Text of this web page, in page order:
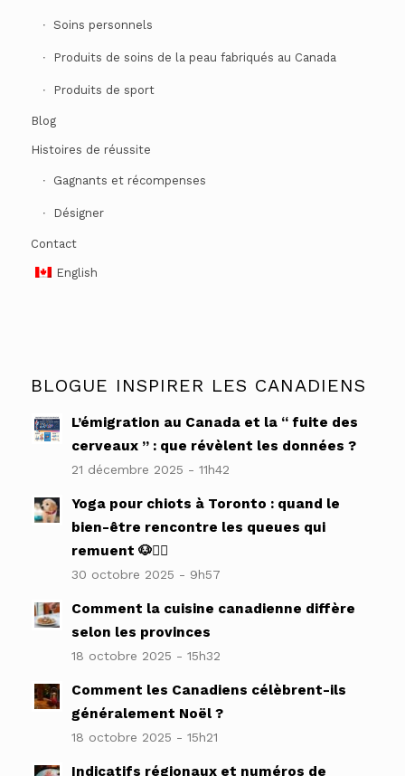
Soins personnels
Produits de soins de la peau fabriqués au Canada
Produits de sport
Blog
Histoires de réussite
Gagnants et récompenses
Désigner
Contact
English
BLOGUE INSPIRER LES CANADIENS
L’émigration au Canada et la “ fuite des
cerveaux ” : que révèlent les données ?
21 décembre 2025 - 11h42
Yoga pour chiots à Toronto : quand le
bien-être rencontre les queues qui
remuent 🐶🧘‍♀️
30 octobre 2025 - 9h57
Comment la cuisine canadienne diffère
selon les provinces
18 octobre 2025 - 15h32
Comment les Canadiens célèbrent-ils
généralement Noël ?
18 octobre 2025 - 15h21
Indicatifs régionaux et numéros de